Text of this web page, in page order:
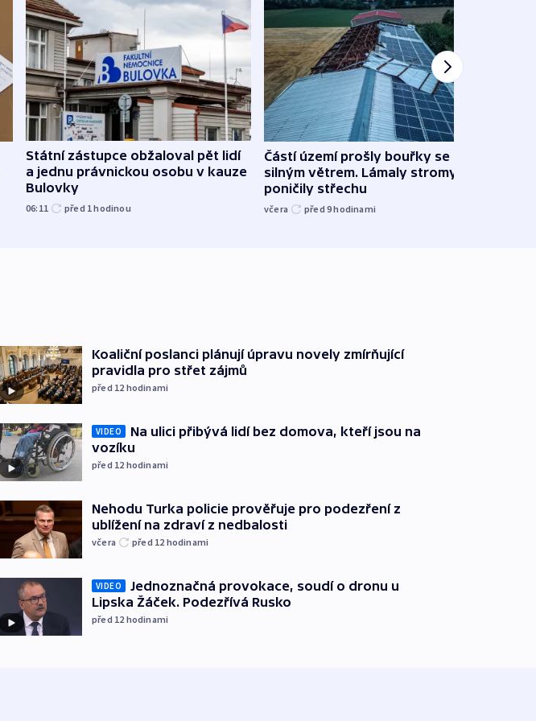
Státní zástupce obžaloval pět lidí
a jednu právnickou osobu v kauze
Bulovky
06:11 před 1hodinou
Částí území prošly bouřky se
silným větrem. Lámaly stromy a
poničily střechu
včera před 9hodinami
Koaliční poslanci plánují úpravu novely zmírňující
pravidla pro střet zájmů
před 12 hodinami
VIDEO
Na ulici přibývá lidí bez domova, kteří jsou na
vozíku
před 12 hodinami
Nehodu Turka policie prověřuje pro podezření z
ublížení na zdraví z nedbalosti
včera před 12 hodinami
VIDEO
Jednoznačná provokace, soudí o dronu u
Lipska Žáček. Podezřívá Rusko
před 12 hodinami